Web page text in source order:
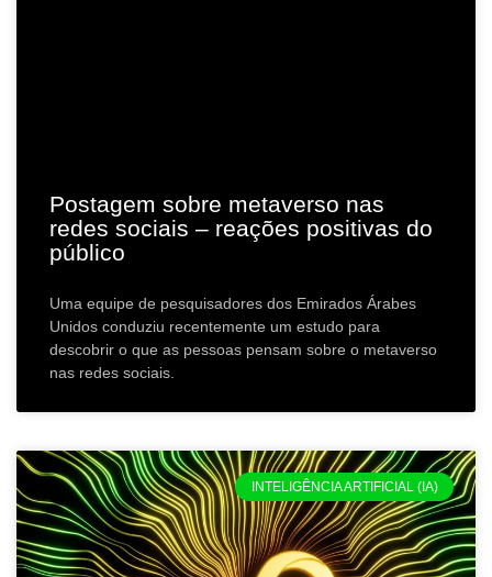
Postagem sobre metaverso nas
redes sociais – reações positivas do
público
Uma equipe de pesquisadores dos Emirados Árabes
Unidos conduziu recentemente um estudo para
descobrir o que as pessoas pensam sobre o metaverso
nas redes sociais.
INTELIGÊNCIA ARTIFICIAL (IA)